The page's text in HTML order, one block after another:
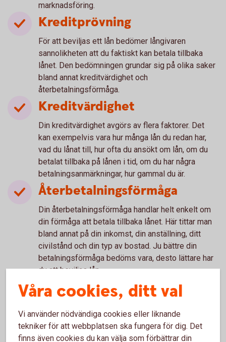
marknadsföring.
Kreditprövning
För att beviljas ett lån bedömer långivaren
sannolikheten att du faktiskt kan betala tillbaka
lånet. Den bedömningen grundar sig på olika saker
bland annat kreditvärdighet och
återbetalningsförmåga.
Kreditvärdighet
Din kreditvärdighet avgörs av flera faktorer. Det
kan exempelvis vara hur många lån du redan har,
vad du lånat till, hur ofta du ansökt om lån, om du
betalat tillbaka på lånen i tid, om du har några
betalningsanmärkningar, hur gammal du är.
Återbetalningsförmåga
Din återbetalningsförmåga handlar helt enkelt om
din förmåga att betala tillbaka lånet. Här tittar man
bland annat på din inkomst, din anställning, ditt
civilstånd och din typ av bostad. Ju bättre din
betalningsförmåga bedöms vara, desto lättare har
du att beviljas lån.
Kreditupplysning
möjlighet att betala räntor och amorteringar på ditt
lån måste långivaren ta en kreditupplysning. Det
Våra cookies, ditt val
Vi använder nödvändiga cookies eller liknande
tekniker för att webbplatsen ska fungera för dig. Det
finns även cookies du kan välja som förbättrar din